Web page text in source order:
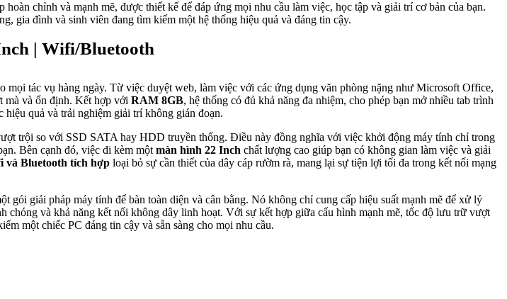
hoàn chỉnh và mạnh mẽ, được thiết kế để đáp ứng mọi nhu cầu làm việc, học tập và giải trí cơ bản của bạn.
gia đình và sinh viên đang tìm kiếm một hệ thống hiệu quả và đáng tin cậy.
| Wifi/Bluetooth
mọi tác vụ hàng ngày. Từ việc duyệt web, làm việc với các ứng dụng văn phòng nặng như Microsoft Office,
mà và ổn định. Kết hợp với RAM 8GB, hệ thống có đủ khả năng đa nhiệm, cho phép bạn mở nhiều tab trình
quả và trải nghiệm giải trí không gián đoạn.
trội so với SSD SATA hay HDD truyền thống. Điều này đồng nghĩa với việc khởi động máy tính chỉ trong
Bên cạnh đó, việc đi kèm một màn hình 22 Inch chất lượng cao giúp bạn có không gian làm việc và giải
và Bluetooth tích hợp loại bỏ sự cần thiết của dây cáp rườm rà, mang lại sự tiện lợi tối đa trong kết nối mạng
gói giải pháp máy tính để bàn toàn diện và cân bằng. Nó không chỉ cung cấp hiệu suất mạnh mẽ để xử lý
và khả năng kết nối không dây linh hoạt. Với sự kết hợp giữa cấu hình mạnh mẽ, tốc độ lưu trữ vượt
một chiếc PC đáng tin cậy và sẵn sàng cho mọi nhu cầu.